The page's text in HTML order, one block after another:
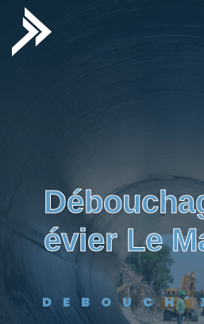
débouchage
évier Le
Panneau de gestion des cookies